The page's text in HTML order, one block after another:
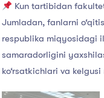
Kun tartibidan
Jumladan, fanlarni
respublika miqyosidagi
samaradorligini
ko‘rsatkichlari va